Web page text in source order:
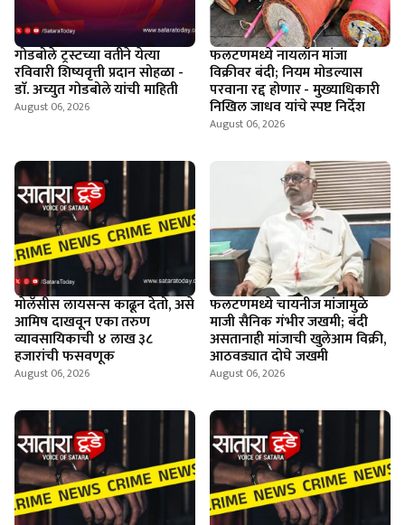
गोडबोले ट्रस्टच्या वतीने येत्या
रविवारी शिष्यवृत्ती प्रदान सोहळा -
डाॅ. अच्युत गोडबोले यांची माहिती
August 06, 2026
फलटणमध्ये नायलॉन मांजा
विक्रीवर बंदी; नियम मोडल्यास
परवाना रद्द होणार - मुख्याधिकारी
निखिल जाधव यांचे स्पष्ट निर्देश
August 06, 2026
माेलॅसीस लायसन्स काढून देतो, असे
आमिष दाखवून एका तरुण
व्यावसायिकाची ४ लाख ३८
हजारांची फसवणूक
August 06, 2026
फलटणमध्ये चायनीज मांजामुळे
माजी सैनिक गंभीर जखमी; बंदी
असतानाही मांजाची खुलेआम विक्री,
आठवड्यात दोघे जखमी
August 06, 2026